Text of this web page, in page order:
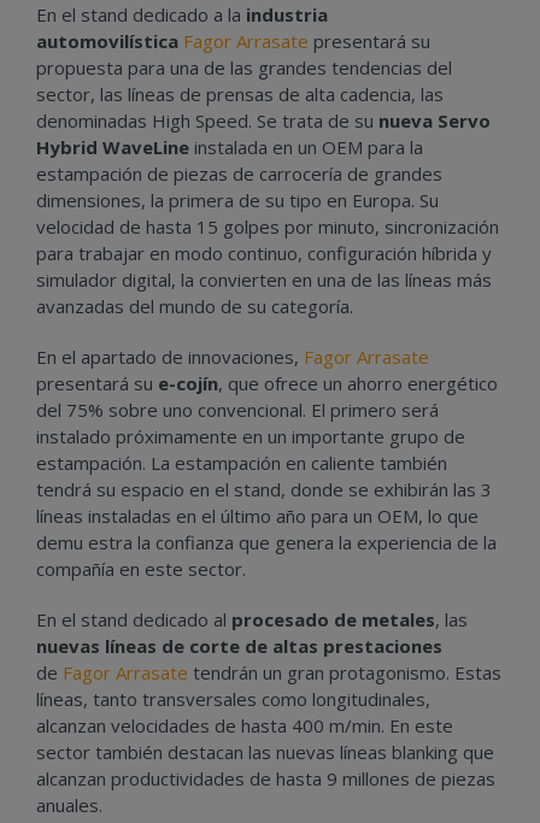
En el stand dedicado a la industria
automovilística Fagor Arrasate presentará su
propuesta para una de las grandes tendencias del
sector, las líneas de prensas de alta cadencia, las
denominadas High Speed. Se trata de su nueva Servo
Hybrid WaveLine instalada en un OEM para la
estampación de piezas de carrocería de grandes
dimensiones, la primera de su tipo en Europa. Su
velocidad de hasta 15 golpes por minuto, sincronización
para trabajar en modo continuo, configuración híbrida y
simulador digital, la convierten en una de las líneas más
avanzadas del mundo de su categoría.
En el apartado de innovaciones, Fagor Arrasate
presentará su e-cojín, que ofrece un ahorro energético
del 75% sobre uno convencional. El primero será
instalado próximamente en un importante grupo de
estampación. La estampación en caliente también
tendrá su espacio en el stand, donde se exhibirán las 3
líneas instaladas en el último año para un OEM, lo que
demu estra la confianza que genera la experiencia de la
compañía en este sector.
En el stand dedicado al procesado de metales, las
nuevas líneas de corte de altas prestaciones
de Fagor Arrasate tendrán un gran protagonismo. Estas
líneas, tanto transversales como longitudinales,
alcanzan velocidades de hasta 400 m/min. En este
sector también destacan las nuevas líneas blanking que
alcanzan productividades de hasta 9 millones de piezas
anuales.